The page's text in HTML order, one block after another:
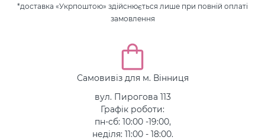
*доставка «Укрпоштою» здійснюється лише при повній оплаті
замовлення
Самовивіз для м. Вінниця
вул. Пирогова 113
Графік роботи:
пн-сб: 10:00 -19:00,
неділя: 11:00 - 18:00.